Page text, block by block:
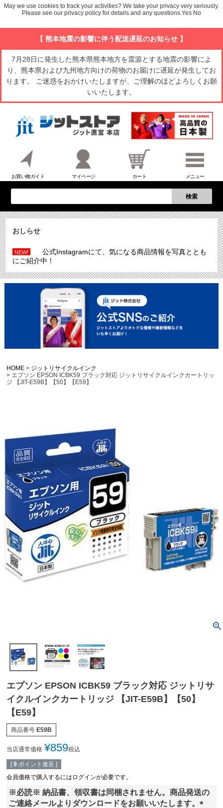
【 熊本地震の影響に伴う配送遅延のお知らせ 】
7月28日に発生した熊本県熊本地方を震源とする地震の影響によ
り、熊本県および九州地方向けの荷物のお届けに遅延が発生してお
ります。 ご迷惑をおかけいたしますが、ご理解のほどよろしくお願
いいたします。
お買い物ガイド マイページ カート メニュー
検索
おしらせ
NEW!
公式Instagramにて、気になる商品情報を写真ととも
にご紹介中！
HOME
ジットリサイクルインク
エプソン EPSON ICBK59 ブラック対応 ジットリサイクルインクカートリッ
ジ 【JIT-E59B】【50】【E59】
エプソン EPSON ICBK59 ブラック対応 ジットリサ
イクルインクカートリッジ 【JIT-E59B】【50】
【E59】
商品番号 E59B
当店通常価格 ¥859税込
[ 9 ポイント進呈 ]
会員価格で購入するにはログインが必要です。
※必読※ 納品書、領収書は同梱されません。商品発送の
ご連絡メールよりダウンロードをお願いいたします。
May we use cookies to track your activities? We take your privacy very seriously.
Please see our privacy policy for details and any questions.Yes No